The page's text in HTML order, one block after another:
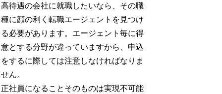
高待遇の会社に就職したいなら、その職
種に顔の利く転職エージェントを見つけ
る必要があります。エージェント毎に得
意とする分野が違っていますから、申込
をするに際しては注意しなければなりま
せん。
正社員になることそのものは実現不可能